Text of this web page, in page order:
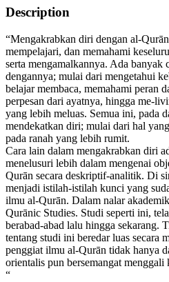
Description
“Mengakrabkan diri dengan al-
mempelajari, dan memahami
serta mengamalkannya. Ada banyak
dengannya; mulai dari mengetahui
belajar membaca, memahami peran
perpesan dari ayatnya, hingga me-
yang lebih meluas. Semua ini, pada
mendekatkan diri; mulai dari hal
pada ranah yang lebih rumit.
Cara lain dalam mengakrabkan diri
menelusuri lebih dalam mengenai
Qurān secara deskriptif-analitik. Di
menjadi istilah-istilah kunci yang
ilmu al-Qurān. Dalam nalar
Qurānic Studies. Studi seperti ini,
berabad-abad lalu hingga sekarang.
tentang studi ini beredar luas secara
penggiat ilmu al-Qurān tidak hanya
orientalis pun bersemangat menggali
“